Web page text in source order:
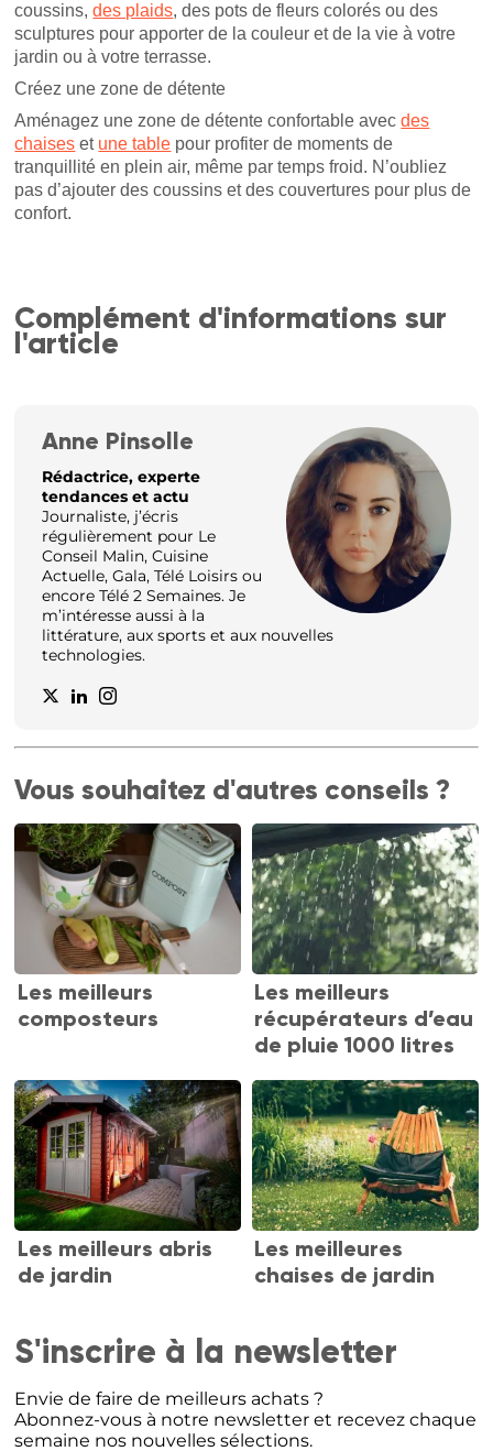
coussins,des plaids, des pots de fleurs colorés ou des
sculptures pour apporter de la couleur et de la vie à votre
jardin ou à votre terrasse.
Créez une zone de détente
Aménagez une zone de détente confortable avecdes
chaises et une table pour profiter de moments de
tranquillité en plein air, même par temps froid. N’oubliez
pas d’ajouter des coussins et des couvertures pour plus de
confort.
Complément d'informations sur
l'article
Anne Pinsolle
Rédactrice, experte
tendances et actu
Journaliste, j’écris
régulièrement pour Le
Conseil Malin, Cuisine
Actuelle, Gala, Télé Loisirs ou
encore Télé 2 Semaines. Je
m’intéresse aussi à la
littérature, aux sports et aux nouvelles
technologies.
Vous souhaitez d'autres conseils ?
Les meilleurs
composteurs
Les meilleurs
récupérateurs d’eau
de pluie 1000 litres
Les meilleurs abris
de jardin
Les meilleures
chaises de jardin
S'inscrire à la newsletter
Envie de faire de meilleurs achats ?
Abonnez-vous à notre newsletter et recevez chaque
semaine nos nouvelles sélections.